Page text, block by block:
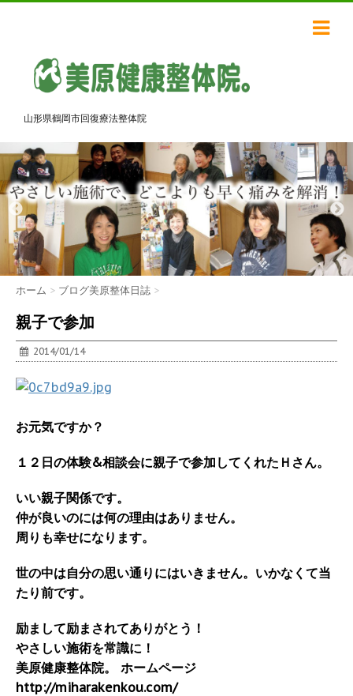
山形県鶴岡市回復療法整体院
ホーム > ブログ美原整体日誌 >
親子で参加
2014/01/14
お元気ですか？
１２日の体験&相談会に親子で参加してくれたＨさん。
いい親子関係です。
仲が良いのには何の理由はありません。
周りも幸せになります。
世の中は自分の思い通りにはいきません。いかなくて当
たり前です。
励まして励まされてありがとう！
やさしい施術を常識に！
美原健康整体院。 ホームページ
http://miharakenkou.com/